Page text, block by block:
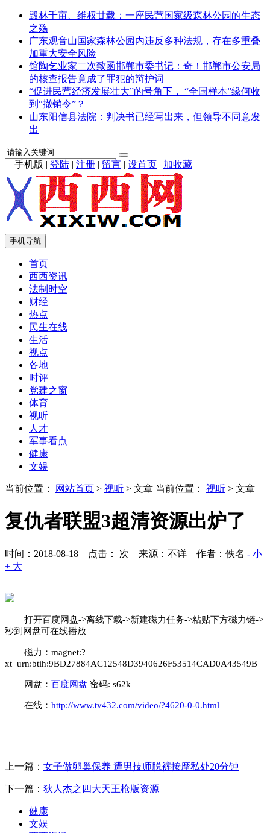
毁林千亩、维权廿载：一座民营国家级森林公园的生态
之殇
广东观音山国家森林公园内违反多种法规，存在多重叠
加重大安全风险
馆陶乞业家二次致函邯郸市委书记：奇！邯郸市公安局
的核查报告竟成了罪犯的辩护词
“促进民营经济发展壮大”的号角下， “全国样本”缘何收
到“撤销令”？
山东阳信县法院：判决书已经写出来，但领导不同意发
出
手机版 | 登陆 | 注册 | 留言 | 设首页 | 加收藏
手机导航
首页
西西资讯
法制时空
财经
热点
民生在线
生活
视点
各地
时评
党建之窗
体育
视听
人才
军事看点
健康
文娱
当前位置： 网站首页 > 视听 > 文章 当前位置： 视听 > 文章
复仇者联盟3超清资源出炉了
时间：2018-08-18 点击： 次 来源：不详 作者：佚名 - 小
+ 大
打开百度网盘->离线下载->新建磁力任务->粘贴下方磁力链->
秒到网盘可在线播放
磁力：magnet:?
xt=urn:btih:9BD27884AC12548D3940626F53514CAD0A43549B
网盘： 百度网盘 密码: s62k
在线： http://www.tv432.com/video/?4620-0-0.html
上一篇： 女子做卵巢保养 遭男技师脱裤按摩私处20分钟
下一篇： 狄人杰之四大天王枪版资源
健康
文娱